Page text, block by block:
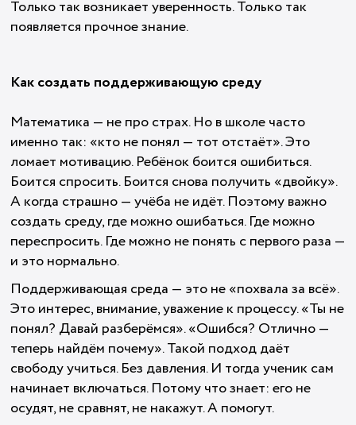
Только так возникает уверенность. Только так
появляется прочное знание.
Как создать поддерживающую среду
Математика — не про страх. Но в школе часто
именно так: «кто не понял — тот отстаёт». Это
ломает мотивацию. Ребёнок боится ошибиться.
Боится спросить. Боится снова получить «двойку».
А когда страшно — учёба не идёт. Поэтому важно
создать среду, где можно ошибаться. Где можно
переспросить. Где можно не понять с первого раза —
и это нормально.
Поддерживающая среда — это не «похвала за всё».
Это интерес, внимание, уважение к процессу. «Ты не
понял? Давай разберёмся». «Ошибся? Отлично —
теперь найдём почему». Такой подход даёт
свободу учиться. Без давления. И тогда ученик сам
начинает включаться. Потому что знает: его не
осудят, не сравнят, не накажут. А помогут.